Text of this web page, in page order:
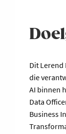
Dit
die
AI binnen
Data
Business